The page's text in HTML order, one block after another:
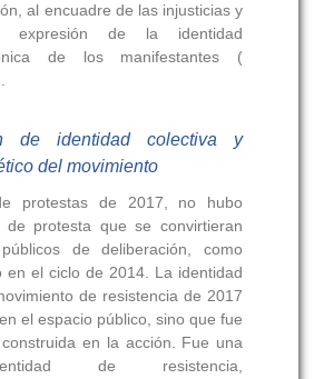
al encuadre de las injusticias y
expresión de la identidad
de los manifestantes (
de identidad colectiva y
del movimiento
protestas de 2017, no hubo
de protesta que se convirtieran
de deliberación, como
en el ciclo de 2014. La identidad
de resistencia de 2017
el espacio público, sino que fue
en la acción. Fue una
de resistencia,